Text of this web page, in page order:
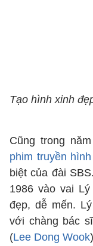
Tạo hình xinh
Cũng trong
phim truyền hình
biệt của đài
1986 vào vai
đẹp, dễ mến.
với chàng bác
(Lee Dong Wook